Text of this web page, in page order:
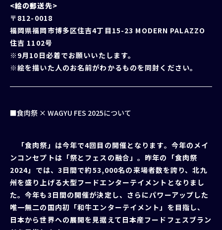
<絵の郵送先>
〒812-0018
福岡県福岡市博多区住吉4丁目15-23 MODERN PALAZZO
住吉 1102号
※9月10日必着でお願いいたします。
※絵を描いた人のお名前がわかるものを同封ください。
■食肉祭 × WAGYU FES 2025について
「食肉祭」は今年で4回目の開催となります。今年のメイ
ンコンセプトは「祭とフェスの融合」。昨年の「食肉祭
2024」では、3日間で約53,000名の来場者数を誇り、北九
州を盛り上げる大型フードエンターテイメントとなりまし
た。今年も3日間の開催が決定し、さらにパワーアップした
唯⼀無⼆の国内初「和牛エンターテイメント」を目指し、
日本から世界への展開を見据えて日本産フードフェスブラン